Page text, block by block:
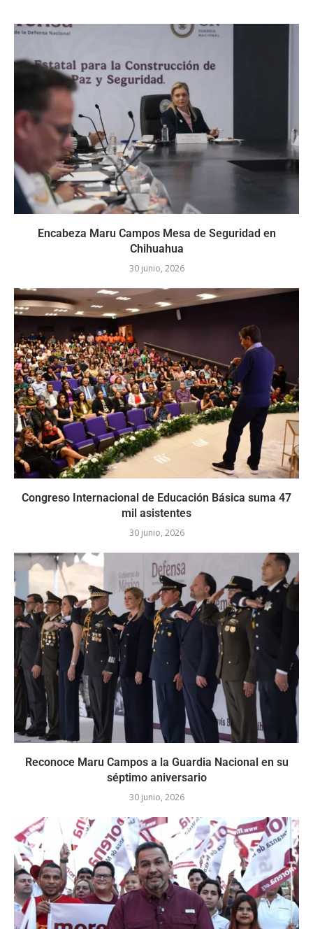
Encabeza Maru Campos Mesa de Seguridad en
Chihuahua
30 junio, 2026
Congreso Internacional de Educación Básica suma 47
mil asistentes
30 junio, 2026
Reconoce Maru Campos a la Guardia Nacional en su
séptimo aniversario
30 junio, 2026